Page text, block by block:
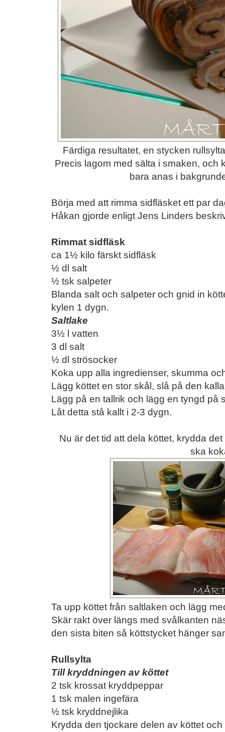
Färdiga resultatet, en stycken
Precis lagom med sälta i smaken, och
bara anas i
Börja med att rimma sidfläsket ett par
Håkan gjorde enligt Jens Linders
Rimmat sidfläsk
ca 1½ kilo färskt sidfläsk
½ dl salt
½ tsk salpeter
Blanda salt och salpeter och gnid in
kylen 1 dygn.
Saltlake
3½ l vatten
3 dl salt
½ dl strösocker
Koka upp alla ingredienser, skumma
Lägg köttet en stor skål, slå på den
Lägg på en tallrik och lägg en tyngd på
Låt detta stå kallt i 2-3 dygn.
Nu är det tid att dela köttet, krydda
ska
Ta upp köttet från saltlaken och lägg
Skär rakt över längs med svålkanten
den sista biten så köttstycket hänger
Rullsylta
Till kryddningen av köttet
2 tsk krossat kryddpeppar
1 tsk malen ingefära
½ tsk kryddnejlika
Krydda den tjockare delen av köttet